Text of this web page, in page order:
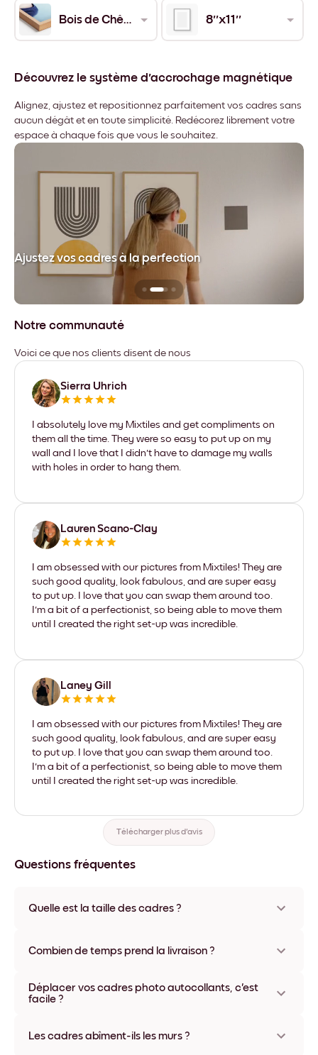
Bois de Chêne 8''x11''
Découvrez le système d'accrochage magnétique
Alignez, ajustez et repositionnez parfaitement vos cadres sans
aucun dégât et en toute simplicité. Redécorez librement votre
espace à chaque fois que vous le souhaitez.
Ajustez vos cadres à la perfection
Notre communauté
Voici ce que nos clients disent de nous
Sierra Uhrich
I absolutely love my Mixtiles and get compliments on
them all the time. They were so easy to put up on my
wall and I love that I didn't have to damage my walls
with holes in order to hang them.
Lauren Scano-Clay
I am obsessed with our pictures from Mixtiles! They are
such good quality, look fabulous, and are super easy
to put up. I love that you can swap them around too.
I'm a bit of a perfectionist, so being able to move them
until I created the right set-up was incredible.
Laney Gill
I am obsessed with our pictures from Mixtiles! They are
such good quality, look fabulous, and are super easy
to put up. I love that you can swap them around too.
I'm a bit of a perfectionist, so being able to move them
until I created the right set-up was incredible.
Télécharger plus d'avis
Questions fréquentes
Quelle est la taille des cadres ?
matériaux et coloris disponibles, y compris sans cadre ou en
Combien de temps prend la livraison ?
généralement une semaine. Livraison express possible dans
certains pays. Un numéro de suivi accompagne chaque
Déplacer vos cadres photo autocollants, c'est
facile ?
l'infini, sans abîmer vos murs.
Les cadres abîment-ils les murs ?